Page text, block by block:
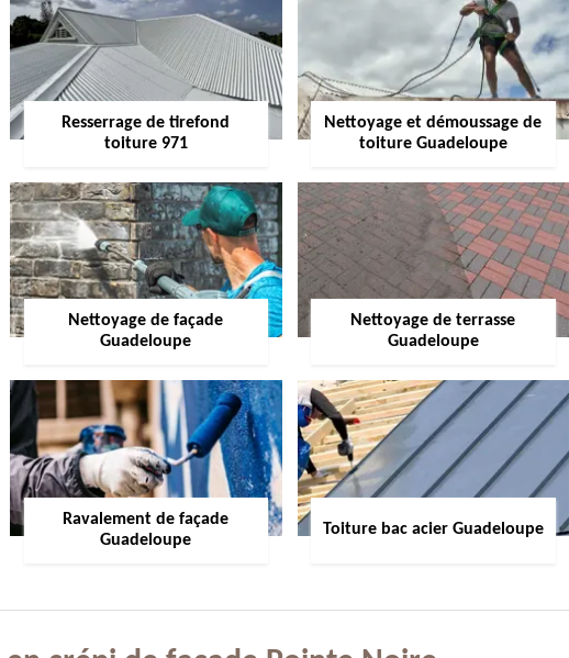
Resserrage de tirefond
toiture 971
Nettoyage et démoussage de
toiture Guadeloupe
Nettoyage de façade
Guadeloupe
Nettoyage de terrasse
Guadeloupe
Ravalement de façade
Guadeloupe
Toiture bac acier Guadeloupe